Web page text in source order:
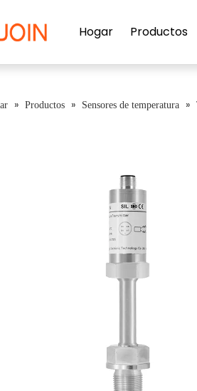
Hogar Productos
» Productos » Sensores de temperatura »